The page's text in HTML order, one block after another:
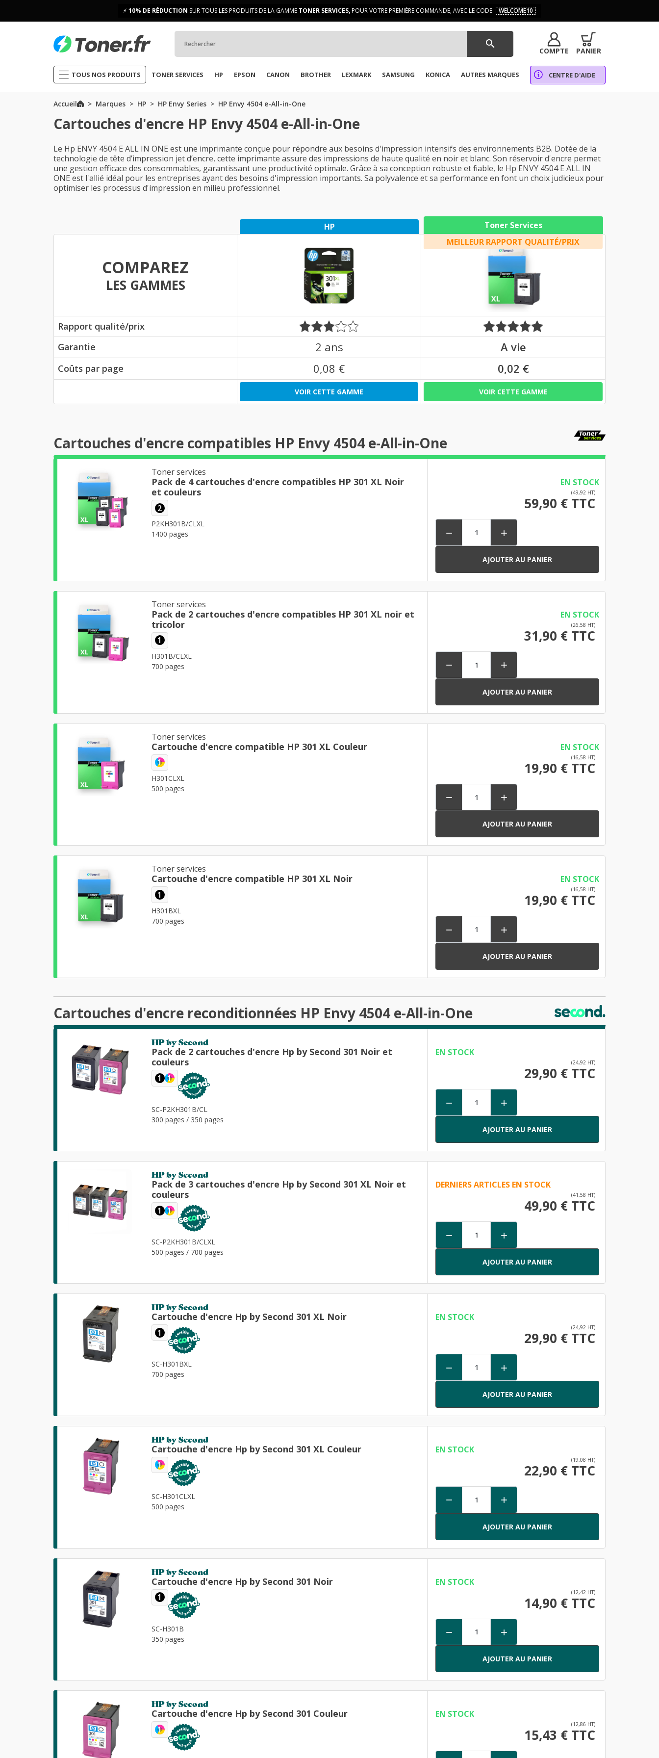
⚡ 10% DE RÉDUCTION SUR TOUS LES PRODUITS DE LA GAMME TONER SERVICES,POUR VOTRE PREMIÈRE COMMANDE, AVEC LE CODE WELCOME10
search
COMPTE PANIER
TOUS NOS PRODUITS TONER SERVICES HP EPSON CANON BROTHER LEXMARK SAMSUNG KONICA AUTRES MARQUES CENTRE D'AIDE
Accueil Marques HP HP Envy Series HP Envy 4504 e-All-in-One
Cartouches d'encre HP Envy 4504 e-All-in-One
Le Hp ENVY 4504 E ALL IN ONE est une imprimante conçue pour répondre aux besoins d'impression intensifs des environnements B2B. Dotée de la
technologie de tête d’impression jet d’encre, cette imprimante assure des impressions de haute qualité en noir et blanc. Son réservoir d'encre permet
une gestion efficace des consommables, garantissant une productivité optimale. Grâce à sa conception robuste et fiable, le Hp ENVY 4504 E ALL IN
ONE est l'allié idéal pour les entreprises ayant des besoins d'impression importants. Sa polyvalence et sa performance en font un choix judicieux pour
optimiser les processus d'impression en milieu professionnel.
HP Toner Services
COMPAREZ
LES GAMMES
MEILLEUR RAPPORT QUALITÉ/PRIX
Rapport qualité/prix
Garantie
2 ans A vie
Coûts par page 0,08 € 0,02 €
VOIR CETTE GAMME VOIR CETTE GAMME
Cartouches d'encre compatibles HP Envy 4504 e-All-in-One
Toner services
Pack de 4 cartouches d'encre compatibles HP 301 XL Noir
et couleurs
2
P2KH301B/CLXL
1400 pages
EN STOCK
(49,92 HT)
59,90 € TTC
 
AJOUTER AU PANIER
Toner services
Pack de 2 cartouches d'encre compatibles HP 301 XL noir et
tricolor
1
H301B/CLXL
700 pages
EN STOCK
(26,58 HT)
31,90 € TTC
 
AJOUTER AU PANIER
Toner services
Cartouche d'encre compatible HP 301 XL Couleur
1
H301CLXL
500 pages
EN STOCK
(16,58 HT)
19,90 € TTC
 
AJOUTER AU PANIER
Toner services
Cartouche d'encre compatible HP 301 XL Noir
1
H301BXL
700 pages
EN STOCK
(16,58 HT)
19,90 € TTC
 
AJOUTER AU PANIER
Cartouches d'encre reconditionnées HP Envy 4504 e-All-in-One
HP by Second
Pack de 2 cartouches d'encre Hp by Second 301 Noir et
couleurs
1 1
SC-P2KH301B/CL
300 pages / 350 pages
EN STOCK
(24,92 HT)
29,90 € TTC
 
AJOUTER AU PANIER
HP by Second
Pack de 3 cartouches d'encre Hp by Second 301 XL Noir et
couleurs
1 1
SC-P2KH301B/CLXL
500 pages / 700 pages
DERNIERS ARTICLES EN STOCK
(41,58 HT)
49,90 € TTC
 
AJOUTER AU PANIER
HP by Second
Cartouche d'encre Hp by Second 301 XL Noir
1
SC-H301BXL
700 pages
EN STOCK
(24,92 HT)
29,90 € TTC
 
AJOUTER AU PANIER
HP by Second
Cartouche d'encre Hp by Second 301 XL Couleur
1
SC-H301CLXL
500 pages
EN STOCK
(19,08 HT)
22,90 € TTC
 
AJOUTER AU PANIER
HP by Second
Cartouche d'encre Hp by Second 301 Noir
1
SC-H301B
350 pages
EN STOCK
(12,42 HT)
14,90 € TTC
 
AJOUTER AU PANIER
HP by Second
Cartouche d'encre Hp by Second 301 Couleur
1
EN STOCK
(12,86 HT)
15,43 € TTC